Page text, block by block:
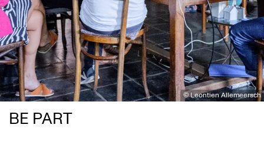
© Leontien Allemeersch
BE PART